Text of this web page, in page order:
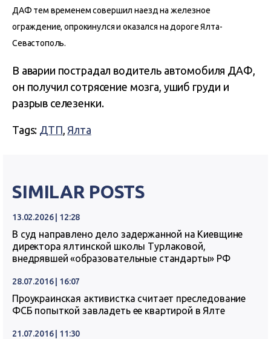
ДАФ тем временем совершил наезд на железное
ограждение, опрокинулся и оказался на дороге Ялта-
Севастополь.
В аварии пострадал водитель автомобиля ДАФ,
он получил сотрясение мозга, ушиб груди и
разрыв селезенки.
Tags: ДТП, Ялта
SIMILAR POSTS
13.02.2026 | 12:28
В суд направлено дело задержанной на Киевщине
директора ялтинской школы Турлаковой,
внедрявшей «образовательные стандарты» РФ
28.07.2016 | 16:07
Проукраинская активистка считает преследование
ФСБ попыткой завладеть ее квартирой в Ялте
21.07.2016 | 11:30